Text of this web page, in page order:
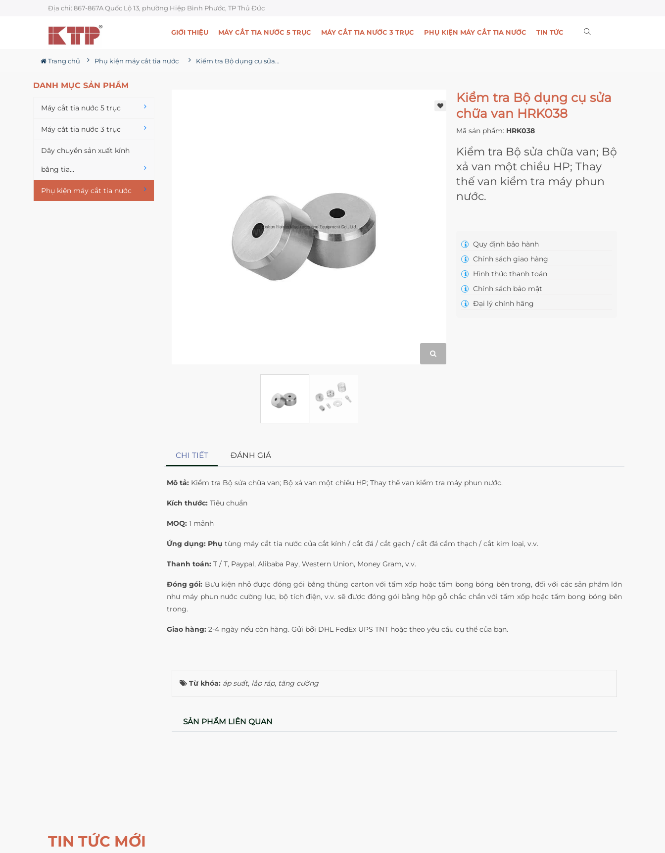
Địa chỉ: 867-867A Quốc Lộ 13, phường Hiệp Bình Phước, TP Thủ Đức
GIỚI THIỆU MÁY CẮT TIA NƯỚC 5 TRỤC MÁY CẮT TIA NƯỚC 3 TRỤC PHỤ KIỆN MÁY CẮT TIA NƯỚC TIN TỨC
Trang chủ Phụ kiện máy cắt tia nước Kiểm tra Bộ dụng cụ sửa chữa van HRK038
DANH MỤC SẢN PHẨM
Máy cắt tia nước 5 trục
Máy cắt tia nước 3 trục
Dây chuyền sản xuất kính
bằng tia...
Phụ kiện máy cắt tia nước
Kiểm tra Bộ dụng cụ sửa
chữa van HRK038
Mã sản phẩm: HRK038
Kiểm tra Bộ sửa chữa van; Bộ
xả van một chiều HP; Thay
thế van kiểm tra máy phun
nước.
Quy định bảo hành
Chính sách giao hàng
Hình thức thanh toán
Chính sách bảo mật
Đại lý chính hãng
CHI TIẾT ĐÁNH GIÁ
Mô tả: Kiểm tra Bộ sửa chữa van; Bộ xả van một chiều HP; Thay thế van kiểm tra máy phun nước.
Kích thước: Tiêu chuẩn
MOQ: 1 mảnh
Ứng dụng: Phụ tùng máy cắt tia nước của cắt kính / cắt đá / cắt gạch / cắt đá cẩm thạch / cắt kim loại, v.v.
Thanh toán: T / T, Paypal, Alibaba Pay, Western Union, Money Gram, v.v.
Đóng gói: Bưu kiện nhỏ được đóng gói bằng thùng carton với tấm xốp hoặc tấm bong bóng bên trong, đối với các sản phẩm lớn
như máy phun nước cường lực, bộ tích điện, v.v. sẽ được đóng gói bằng hộp gỗ chắc chắn với tấm xốp hoặc tấm bong bóng bên
trong.
Giao hàng: 2-4 ngày nếu còn hàng. Gửi bởi DHL FedEx UPS TNT hoặc theo yêu cầu cụ thể của bạn.
Từ khóa: áp suất, lắp ráp, tăng cường
SẢN PHẨM LIÊN QUAN
TIN TỨC MỚI